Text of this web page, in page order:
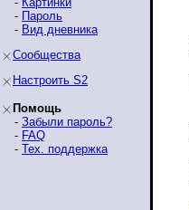
- Пароль
- Вид дневника
Сообщества
Настроить S2
Помощь
- Забыли пароль?
- FAQ
- Тех. поддержка